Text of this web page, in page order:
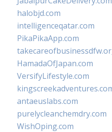
halobjd.com
intelligenceqatar.com
PikaPikaApp.com
HamadaOfJapan.com
VersifyLifestyle.com
antaeuslabs.com
purelycleanchemdry.com
WishOping.com